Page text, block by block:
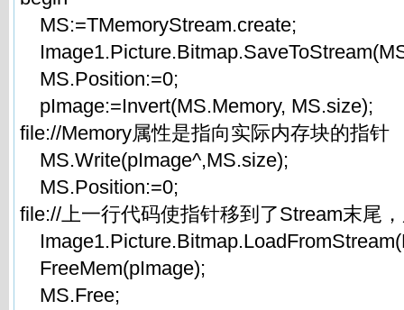
MS:=TMemoryStream.create;
MS.Position:=0;
pImage:=Invert(MS.Memory, MS.size);
file://Memory属性是指向实际内存块的指针
MS.Write(pImage^,MS.size);
MS.Position:=0;
file://上一行代码使指针移到了Stream末尾
FreeMem(pImage);
MS.Free;